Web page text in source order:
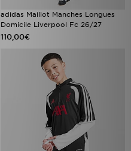
adidas Maillot Manches Longues
Domicile Liverpool Fc 26/27
110,00€